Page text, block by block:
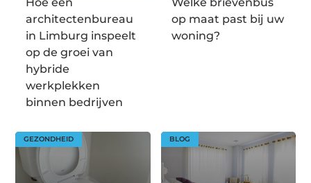
architectenbureau
in Limburg inspeelt
op de groei van
hybride
werkplekken
binnen bedrijven
op maat past bij uw
woning?
GEZONDHEID BLOG